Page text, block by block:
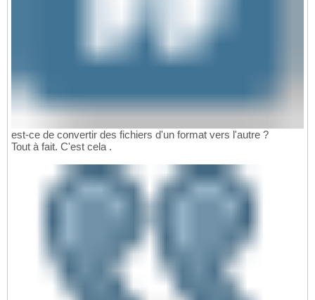
est-ce de convertir des fichiers d'un format vers l'autre ?
Tout à fait. C'est cela .